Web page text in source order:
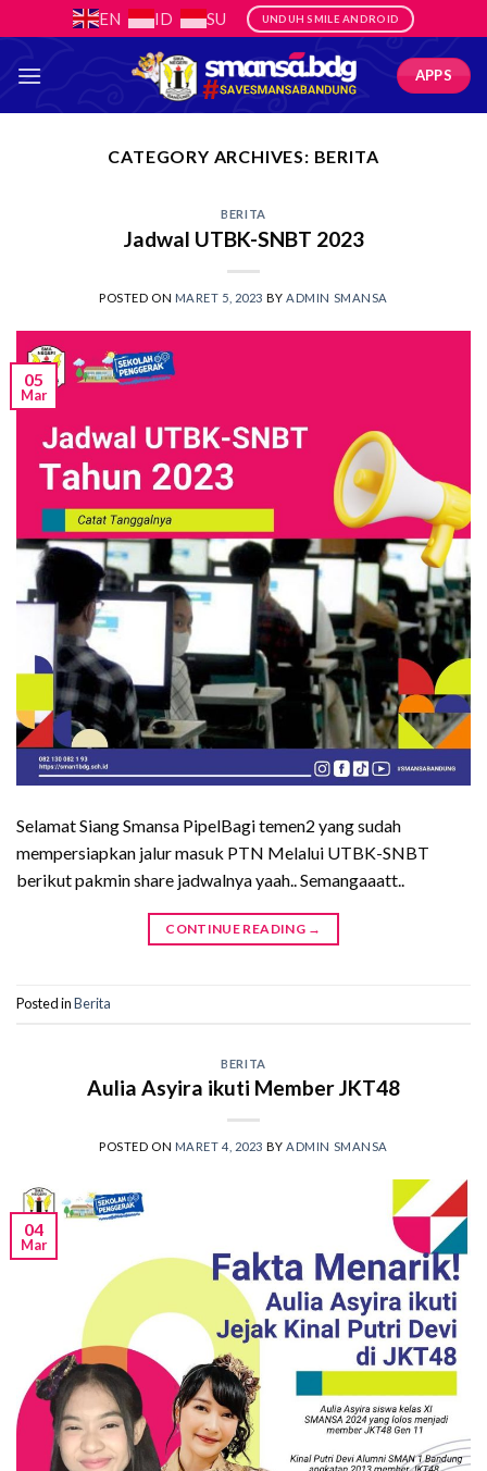
to
content
EN ID SU UNDUH SMILE ANDROID
APPS
CATEGORY ARCHIVES: BERITA
BERITA
Jadwal UTBK-SNBT 2023
POSTED ON MARET 5, 2023 BY ADMIN SMANSA
05
Mar
Selamat Siang Smansa PipelBagi temen2 yang sudah
mempersiapkan jalur masuk PTN Melalui UTBK-SNBT
berikut pakmin share jadwalnya yaah.. Semangaaatt..
CONTINUE READING →
Posted inBerita
BERITA
Aulia Asyira ikuti Member JKT48
POSTED ON MARET 4, 2023 BYADMIN SMANSA
04
Mar